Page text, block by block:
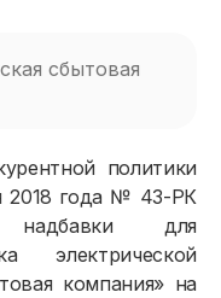
сбытовая
политики
2018 года № 43-РК
надбавки для
электрической
компания» на